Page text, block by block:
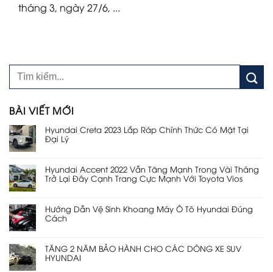
BÀI VIẾT MỚI
Hyundai Creta 2023 Lắp Ráp Chính Thức Có Mặt Tại
Đại Lý
Hyundai Accent 2022 Vẫn Tăng Mạnh Trong Vài Tháng
Trở Lại Đây Cạnh Trang Cực Mạnh Với Toyota Vios
Hướng Dẫn Vệ Sinh Khoang Máy Ô Tô Hyundai Đúng
Cách
TĂNG 2 NĂM BẢO HÀNH CHO CÁC DÒNG XE SUV
HYUNDAI
tháng 3, ngày 27/6, ...